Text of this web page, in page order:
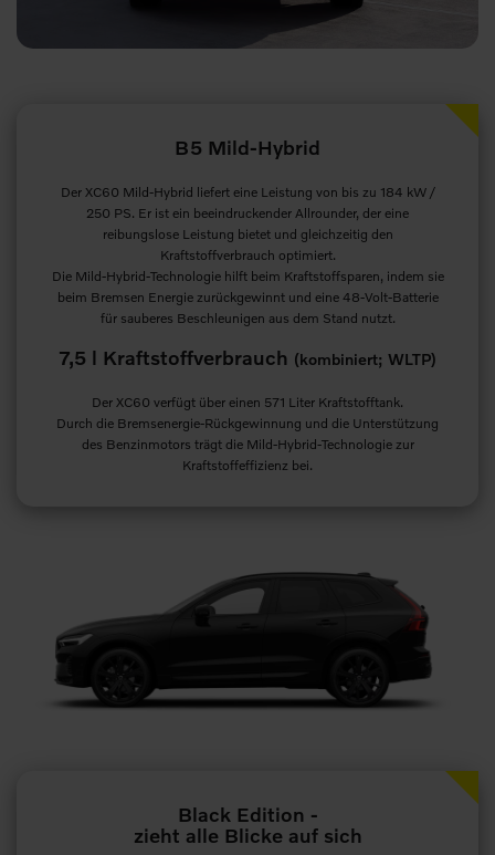
B5 Mild-Hybrid
Der XC60 Mild-Hybrid liefert eine Leistung von bis zu 184 kW /
250 PS. Er ist ein beeindruckender Allrounder, der eine
reibungslose Leistung bietet und gleichzeitig den
Kraftstoffverbrauch optimiert.
Die Mild-Hybrid-Technologie hilft beim Kraftstoffsparen, indem sie
beim Bremsen Energie zurückgewinnt und eine 48-Volt-Batterie
für sauberes Beschleunigen aus dem Stand nutzt.
7,5 l Kraftstoffverbrauch (kombiniert; WLTP)
Der XC60 verfügt über einen 571 Liter Kraftstofftank.
Durch die Bremsenergie-Rückgewinnung und die Unterstützung
des Benzinmotors trägt die Mild-Hybrid-Technologie zur
Kraftstoffeffizienz bei.
Black Edition -
zieht alle Blicke auf sich